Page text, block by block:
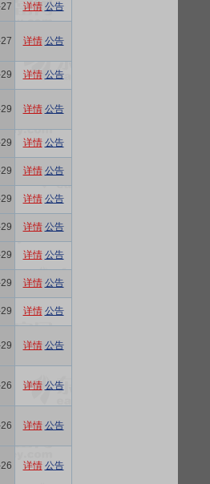
详情 公告
详情 公告
详情 公告
详情 公告
详情 公告
详情 公告
详情 公告
详情 公告
详情 公告
详情 公告
详情 公告
详情 公告
详情 公告
详情 公告
详情 公告